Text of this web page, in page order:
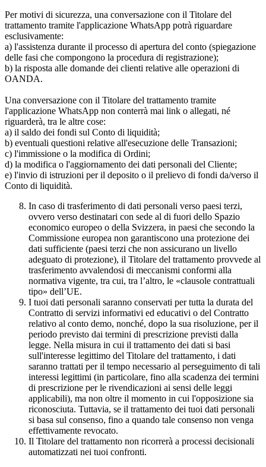
Per motivi di sicurezza, una conversazione con il Titolare del
trattamento tramite l'applicazione WhatsApp potrà riguardare
esclusivamente:
a) l'assistenza durante il processo di apertura del conto (spiegazione
delle fasi che compongono la procedura di registrazione);
b) la risposta alle domande dei clienti relative alle operazioni di
OANDA.
Una conversazione con il Titolare del trattamento tramite
l'applicazione WhatsApp non conterrà mai link o allegati, né
riguarderà, tra le altre cose:
a) il saldo dei fondi sul Conto di liquidità;
b) eventuali questioni relative all'esecuzione delle Transazioni;
c) l'immissione o la modifica di Ordini;
d) la modifica o l'aggiornamento dei dati personali del Cliente;
e) l'invio di istruzioni per il deposito o il prelievo di fondi da/verso il
Conto di liquidità.
In caso di trasferimento di dati personali verso paesi terzi,
ovvero verso destinatari con sede al di fuori dello Spazio
economico europeo o della Svizzera, in paesi che secondo la
Commissione europea non garantiscono una protezione dei
dati sufficiente (paesi terzi che non assicurano un livello
adeguato di protezione), il Titolare del trattamento provvede al
trasferimento avvalendosi di meccanismi conformi alla
normativa vigente, tra cui, tra l’altro, le «clausole contrattuali
tipo» dell’UE.
I tuoi dati personali saranno conservati per tutta la durata del
Contratto di servizi informativi ed educativi o del Contratto
relativo al conto demo, nonché, dopo la sua risoluzione, per il
periodo previsto dai termini di prescrizione previsti dalla
legge. Nella misura in cui il trattamento dei dati si basi
sull'interesse legittimo del Titolare del trattamento, i dati
saranno trattati per il tempo necessario al perseguimento di tali
interessi legittimi (in particolare, fino alla scadenza dei termini
di prescrizione per le rivendicazioni ai sensi delle leggi
applicabili), ma non oltre il momento in cui l'opposizione sia
riconosciuta. Tuttavia, se il trattamento dei tuoi dati personali
si basa sul consenso, fino a quando tale consenso non venga
effettivamente revocato.
Il Titolare del trattamento non ricorrerà a processi decisionali
automatizzati nei tuoi confronti.